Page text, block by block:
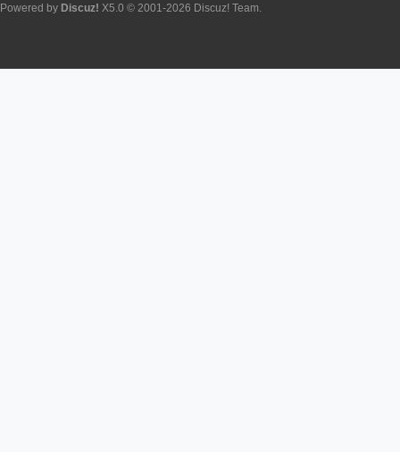
Powered by Discuz! X5.0 © 2001-2026 Discuz! Team.